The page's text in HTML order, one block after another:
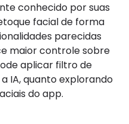
conhecido por suas
facial de forma
parecidas
maior controle sobre
aplicar filtro de
IA, quanto explorando
do app.